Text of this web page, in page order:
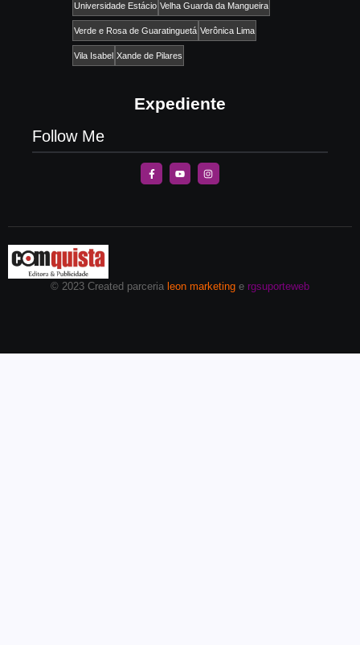
Universidade Estácio Velha Guarda da Mangueira
Verde e Rosa de Guaratinguetá Verônica Lima
Vila Isabel Xande de Pilares
Expediente
Follow Me
© 2023 Created parceria leon marketing e rgsuporteweb